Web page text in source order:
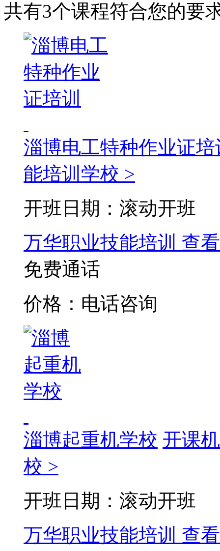
共有3个课程符合您的要
淄博电工特种作业证培
能培训学校 >
开班日期：滚动开班
万华职业技能培训 查
免费通话
价格：电话咨询
淄博起重机学校 开课
校 >
开班日期：滚动开班
万华职业技能培训 查